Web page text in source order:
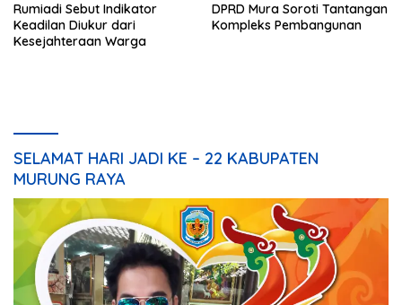
Rumiadi Sebut Indikator
Keadilan Diukur dari
Kesejahteraan Warga
DPRD Mura Soroti Tantangan
Kompleks Pembangunan
SELAMAT HARI JADI KE – 22 KABUPATEN
MURUNG RAYA